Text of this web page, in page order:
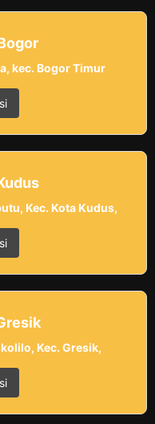
kec. Bogor Timur
Kec. Kota Kudus,
Kec. Gresik,